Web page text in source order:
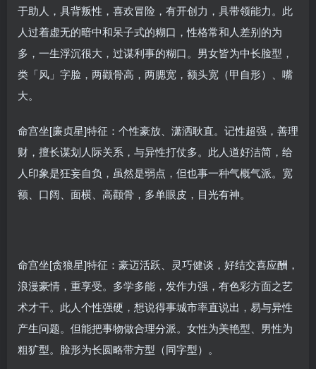
于助人，具背叛性，喜欢冒险，有开创力，具带领能力。此
人过着虚无的暗中和呆子式的糊口，性格常和人差别的为
多，一生浮沉很大，过谋利事的糊口。男女皆为中长脸型，
类「风」字脸，两颧骨高，两腮宽，额头宽（甲自形）、嘴
大。
命宫坐[廉贞星]特征：个性豪放、潇洒耿直。记性超强，善理
财，擅长谋划人际关系，与异性打仗多。此人道好洁简，给
人印象是狂妄自负，虽然是弱点，但也事一种气概气派。宽
额、口阔、面横、高颧骨，多单眼皮，目光有神。
命宫坐[贪狼星]特征：豪迈活跃、灵巧健谈，好结交喜应酬，
浪漫豪情，重享受。多学多能，发作力强，有色彩方面之艺
术才干。此人个性强硬，想说得事城市率直说出，易与异性
产生问题。但能把事物做合理分派。女性为美艳型、男性为
粗犷型。脸形为长圆略带方型（同字型）。